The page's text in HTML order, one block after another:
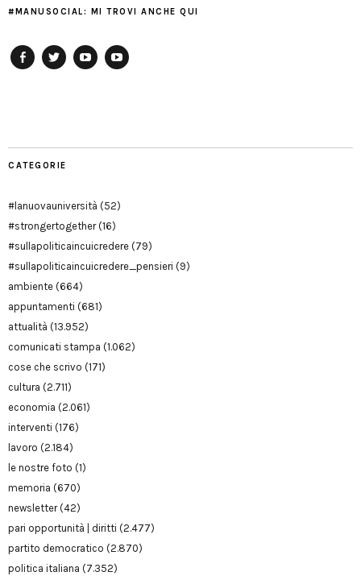
#MANUSOCIAL: MI TROVI ANCHE QUI
CATEGORIE
#lanuovauniversità (52)
#strongertogether(16)
#sullapoliticaincuicredere (79)
#sullapoliticaincuicredere_pensieri (9)
ambiente (664)
appuntamenti (681)
attualità (13.952)
comunicati stampa (1.062)
cose che scrivo (171)
cultura (2.711)
economia (2.061)
interventi (176)
lavoro (2.184)
le nostre foto (1)
memoria (670)
newsletter(42)
pari opportunità | diritti (2.477)
partito democratico (2.870)
politica italiana (7.352)